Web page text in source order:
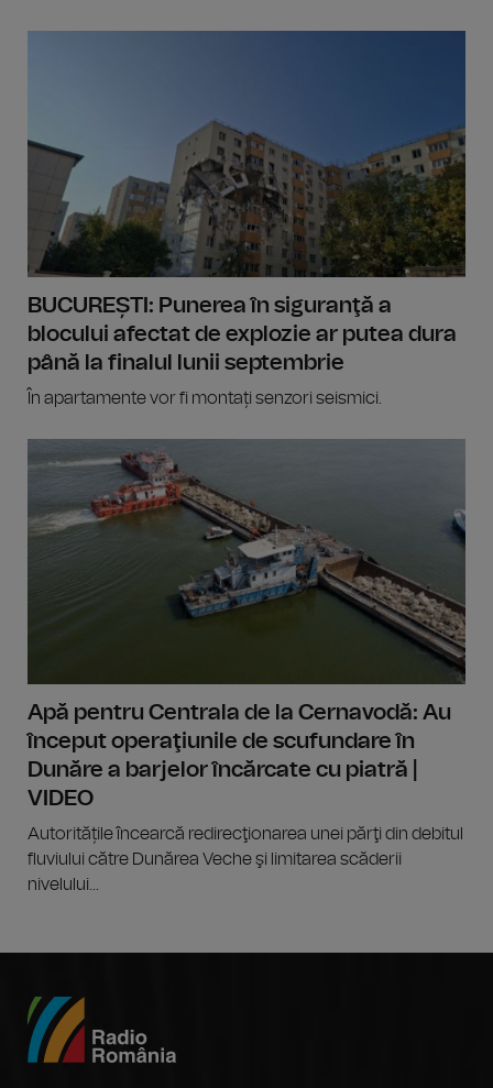
BUCUREȘTI: Punerea în siguranţă a
blocului afectat de explozie ar putea dura
până la finalul lunii septembrie
În apartamente vor fi montați senzori seismici.
Apă pentru Centrala de la Cernavodă: Au
început operaţiunile de scufundare în
Dunăre a barjelor încărcate cu piatră |
VIDEO
Autoritățile încearcă redirecţionarea unei părţi din debitul
fluviului către Dunărea Veche şi limitarea scăderii
nivelului...